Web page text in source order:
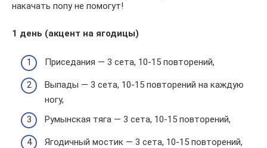
накачать попу не помогут!
1 день (акцент на ягодицы)
Приседания — 3 сета, 10-15 повторений,
Выпады — 3 сета, 10-15 повторений на каждую
ногу,
Румынская тяга — 3 сета, 10-15 повторений,
Ягодичный мостик — 3 сета, 10-15 повторений,